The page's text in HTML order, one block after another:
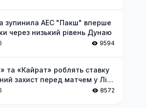
зупинила АЕС "Пакш" вперше
через низький рівень Дунаю
9594
та «Кайрат» роблять ставку
захист перед матчем у Лізі
8572